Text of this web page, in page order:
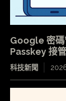
Google 密
Passkey 接
科技新聞